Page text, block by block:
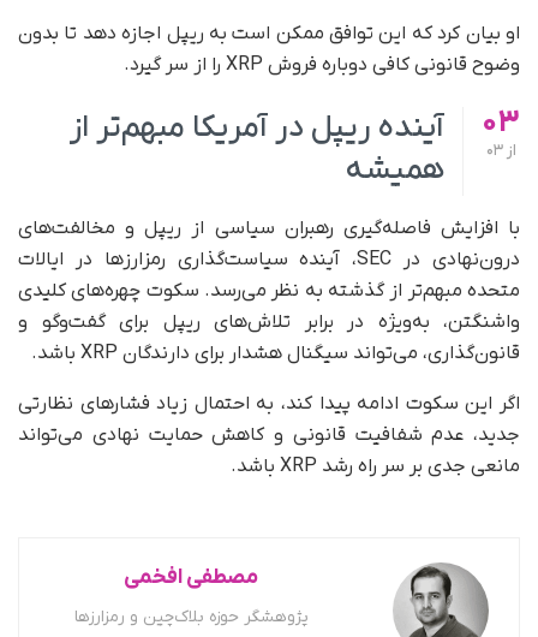
او بیان کرد که این توافق ممکن است به ریپل اجازه دهد تا بدون
وضوح قانونی کافی دوباره فروش XRP را از سر گیرد.
03
از 03
آینده ریپل در آمریکا مبهم‌تر از
همیشه
با افزایش فاصله‌گیری رهبران سیاسی از ریپل و مخالفت‌های
درون‌نهادی در SEC، آینده سیاست‌گذاری رمزارزها در ایالات
متحده مبهم‌تر از گذشته به‌ نظر می‌رسد. سکوت چهره‌های کلیدی
واشنگتن، به‌ویژه در برابر تلاش‌های ریپل برای گفت‌وگو و
قانون‌گذاری، می‌تواند سیگنال هشدار برای دارندگان XRP باشد.
اگر این سکوت ادامه پیدا کند، به احتمال زیاد فشارهای نظارتی
جدید، عدم شفافیت قانونی و کاهش حمایت نهادی می‌تواند
مانعی جدی بر سر راه رشد XRP باشد.
مصطفی افخمی
پژوهشگر حوزه بلاک‌چین و رمزارزها